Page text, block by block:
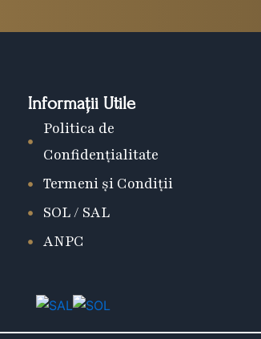
Informații Utile
Politica de
Confidențialitate
Termeni și Condiții
SOL / SAL
ANPC